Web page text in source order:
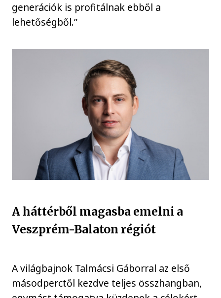
generációk is profitálnak ebből a
lehetőségből.”
A háttérből magasba emelni a
Veszprém-Balaton régiót
A világbajnok Talmácsi Gáborral az első
másodperctől kezdve teljes összhangban,